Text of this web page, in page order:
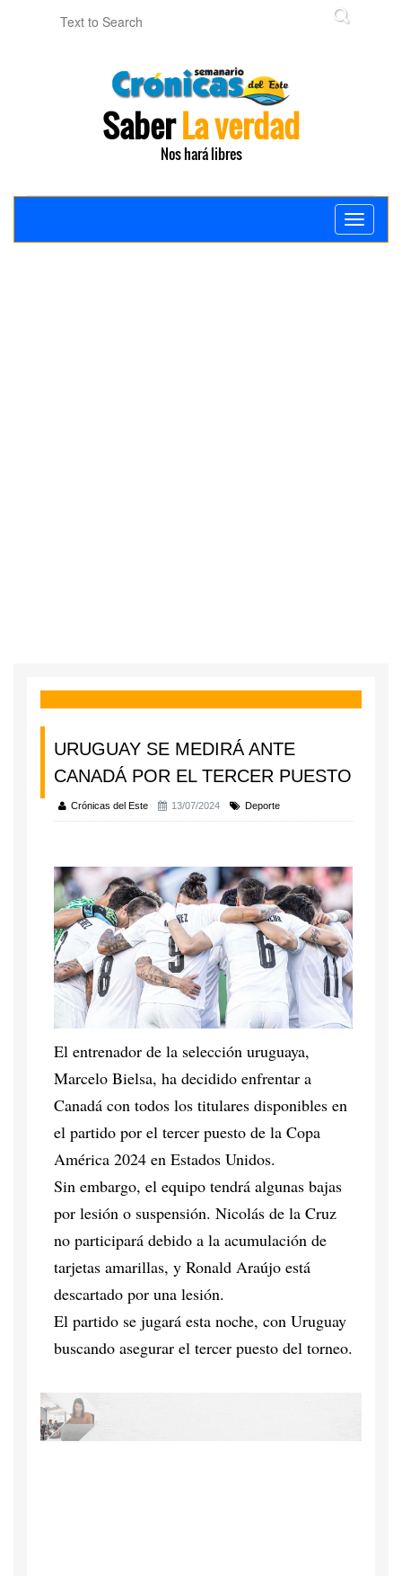
SaberLa verdad
Nos hará libres
Toggle
URUGUAY SE MEDIRÁ ANTE
CANADÁ POR EL TERCER PUESTO
Crónicas del Este 13/07/2024 Deporte
El entrenador de la selección uruguaya,
Marcelo Bielsa, ha decidido enfrentar a
Canadá con todos los titulares disponibles en
el partido por el tercer puesto de la Copa
América 2024 en Estados Unidos.
Sin embargo, el equipo tendrá algunas bajas
por lesión o suspensión. Nicolás de la Cruz
no participará debido a la acumulación de
tarjetas amarillas, y Ronald Araújo está
descartado por una lesión.
El partido se jugará esta noche, con Uruguay
buscando asegurar el tercer puesto del torneo.